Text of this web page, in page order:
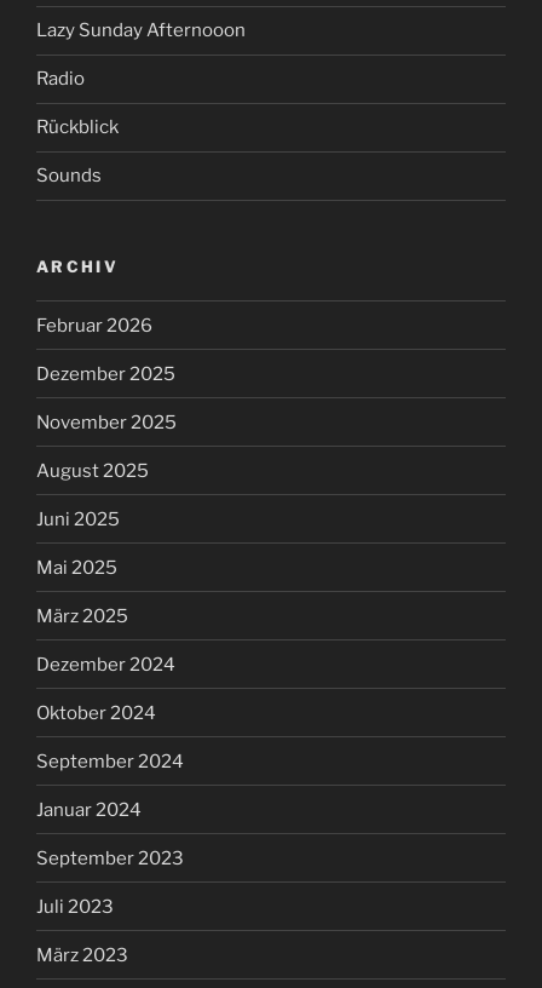
Lazy Sunday Afternooon
Radio
Rückblick
Sounds
ARCHIV
Februar 2026
Dezember 2025
November 2025
August 2025
Juni 2025
Mai 2025
März 2025
Dezember 2024
Oktober 2024
September 2024
Januar 2024
September 2023
Juli 2023
März 2023